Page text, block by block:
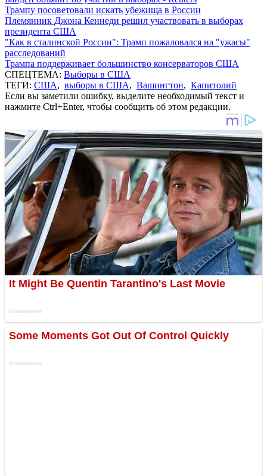
Трампу посоветовали искать убежища в России
Племянник Джона Кеннеди решил участвовать в выборах
президента США
"Как в сталинской России": Трамп пожаловался на "ужасы"
расследований
Трампа поддерживает большинство консерваторов США
СПЕЦТЕМА: Выборы в США
ТЕГИ: США, выборы в США, Вашингтон, Капитолий
Если вы заметили ошибку, выделите необходимый текст и
нажмите Ctrl+Enter, чтобы сообщить об этом редакции.